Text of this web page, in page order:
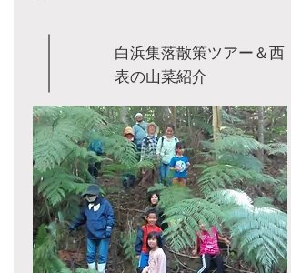
白浜集落散策ツアー＆西
表の山菜紹介